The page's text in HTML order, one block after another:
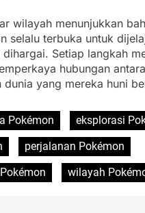
wilayah menunjukkan
selalu terbuka untuk
Setiap langkah
hubungan
dunia yang mereka huni
Pokémon
eksplorasi
perjalanan Pokémon
wilayah